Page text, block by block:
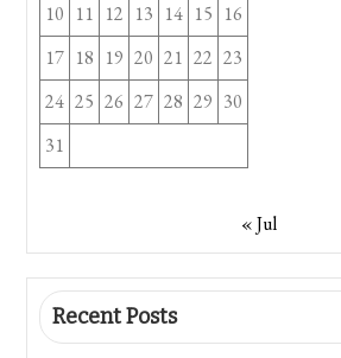
10 11 12 13 14 15 16
17 18 19 20 21 22 23
24 25 26 27 28 29 30
31
« Jul
Recent Posts